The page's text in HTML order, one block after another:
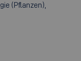
(Pflanzen),